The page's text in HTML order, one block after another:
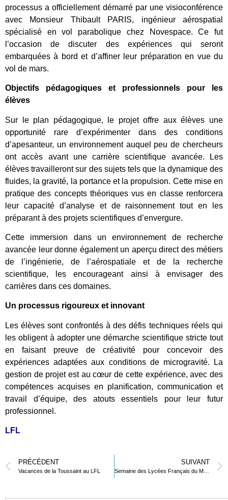
processus a officiellement démarré par une visioconférence
avec Monsieur Thibault PARIS, ingénieur aérospatial
spécialisé en vol parabolique chez Novespace. Ce fut
l’occasion de discuter des expériences qui seront
embarquées à bord et d’affiner leur préparation en vue du
vol de mars.
Objectifs pédagogiques et professionnels pour les
élèves
Sur le plan pédagogique, le projet offre aux élèves une
opportunité rare d’expérimenter dans des conditions
d’apesanteur, un environnement auquel peu de chercheurs
ont accès avant une carrière scientifique avancée. Les
élèves travailleront sur des sujets tels que la dynamique des
fluides, la gravité, la portance et la propulsion. Cette mise en
pratique des concepts théoriques vus en classe renforcera
leur capacité d’analyse et de raisonnement tout en les
préparant à des projets scientifiques d’envergure.
Cette immersion dans un environnement de recherche
avancée leur donne également un aperçu direct des métiers
de l’ingénierie, de l’aérospatiale et de la recherche
scientifique, les encourageant ainsi à envisager des
carrières dans ces domaines.
Un processus rigoureux et innovant
Les élèves sont confrontés à des défis techniques réels qui
les obligent à adopter une démarche scientifique stricte tout
en faisant preuve de créativité pour concevoir des
expériences adaptées aux conditions de microgravité. La
gestion de projet est au cœur de cette expérience, avec des
compétences acquises en planification, communication et
travail d’équipe, des atouts essentiels pour leur futur
professionnel.
LFL
PRÉCÉDENT
Vacances de la Toussaint au LFL
SUIVANT
Semaine des Lycées Français du Monde 2024 : L’engagement citoyen à l’honneur